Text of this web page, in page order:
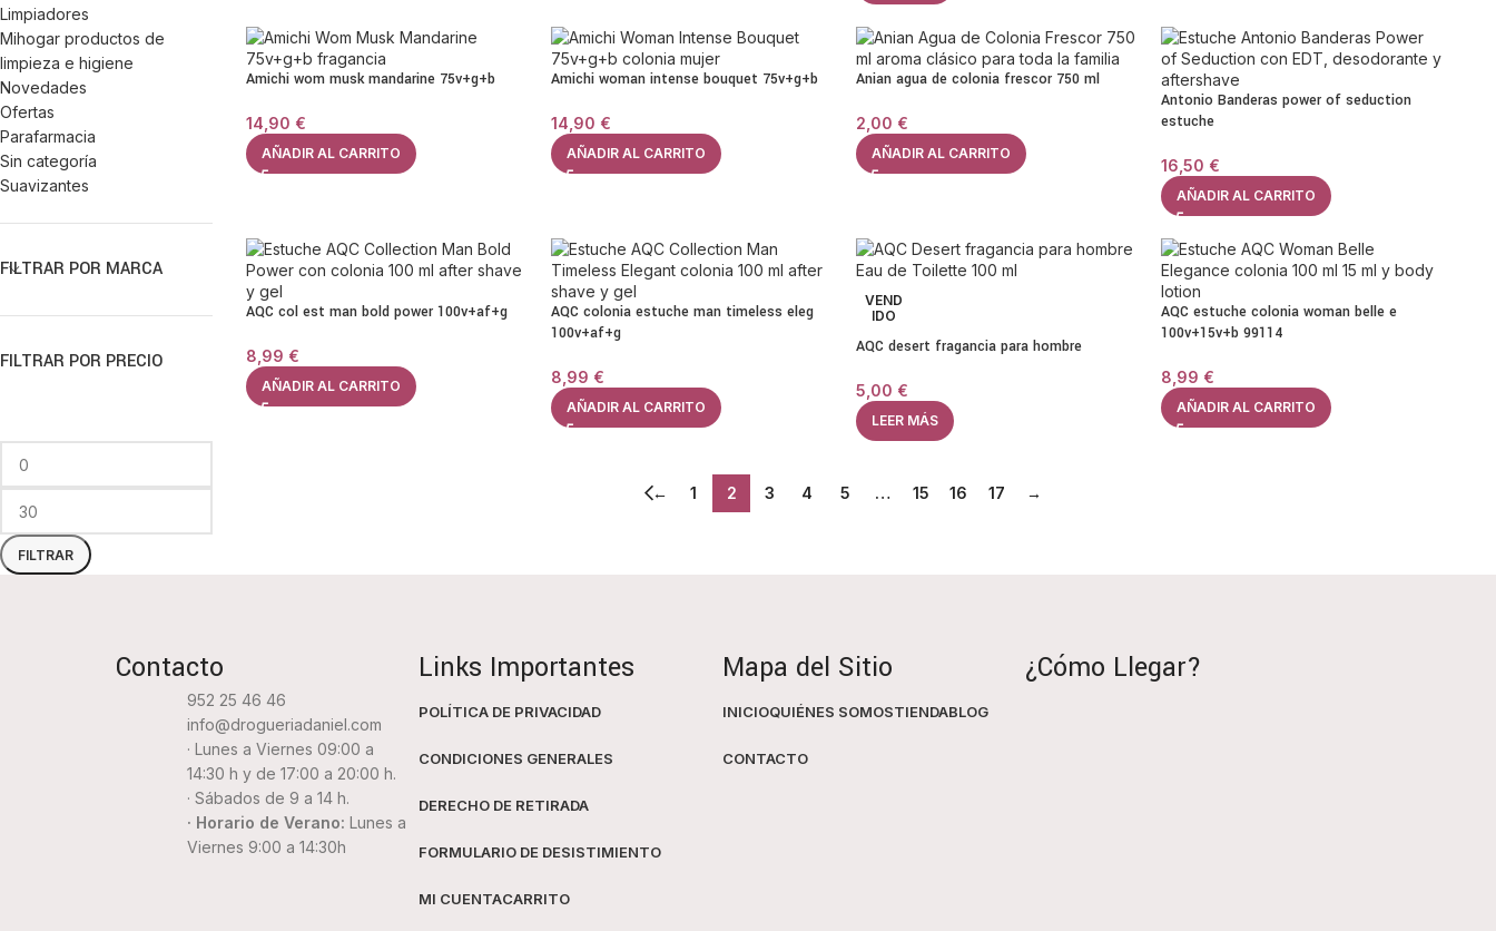
Limpiadores
Mihogar productos de
limpieza e higiene
Novedades
Ofertas
Parafarmacia
Sin categoría
Suavizantes
FILTRAR POR MARCA
FILTRAR POR PRECIO
FILTRAR
Amichi wom musk mandarine 75v+g+b
14,90 €
AÑADIR AL CARRITO
Amichi woman intense bouquet 75v+g+b
14,90 €
AÑADIR AL CARRITO
Anian agua de colonia frescor 750 ml
2,00 €
AÑADIR AL CARRITO
Antonio Banderas power of seduction
estuche
16,50 €
AÑADIR AL CARRITO
AQC col est man bold power 100v+af+g
8,99 €
AÑADIR AL CARRITO
AQC colonia estuche man timeless eleg
100v+af+g
8,99 €
AÑADIR AL CARRITO
VEND
IDO
AQC desert fragancia para hombre
5,00 €
LEER MÁS
AQC estuche colonia woman belle e
100v+15v+b 99114
8,99 €
AÑADIR AL CARRITO
← 1 2 3 4 5 … 15 16 17 →
Contacto
952 25 46 46
info@drogueriadaniel.com
· Lunes a Viernes 09:00 a
14:30 h y de 17:00 a 20:00 h.
· Sábados de 9 a 14 h.
· Horario de Verano: Lunes a
Viernes 9:00 a 14:30h
Links Importantes
POLÍTICA DE PRIVACIDAD
CONDICIONES GENERALES
DERECHO DE RETIRADA
FORMULARIO DE DESISTIMIENTO
MI CUENTACARRITO
Mapa del Sitio
INICIOQUIÉNES SOMOSTIENDABLOG
CONTACTO
¿Cómo Llegar?